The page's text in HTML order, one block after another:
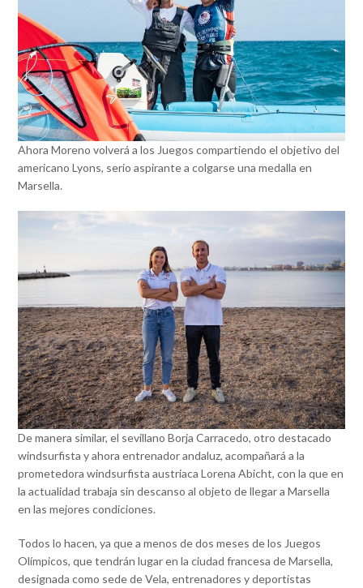
Ahora Moreno volverá a los Juegos compartiendo el objetivo del
americano Lyons, serio aspirante a colgarse una medalla en
Marsella.
De manera similar, el sevillano Borja Carracedo, otro destacado
windsurfista y ahora entrenador andaluz, acompañará a la
prometedora windsurfista austriaca Lorena Abicht, con la que en
la actualidad trabaja sin descanso al objeto de llegar a Marsella
en las mejores condiciones.
Todos lo hacen, ya que a menos de dos meses de los Juegos
Olímpicos, que tendrán lugar en la ciudad francesa de Marsella,
designada como sede de Vela, entrenadores y deportistas